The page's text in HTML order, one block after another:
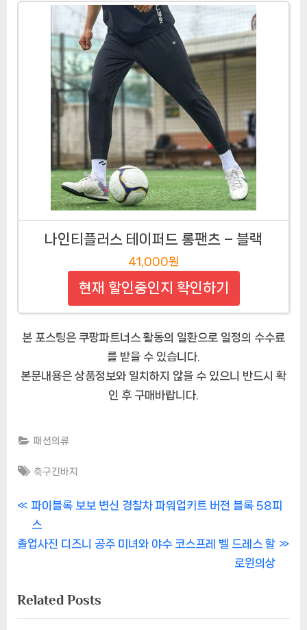
나인티플러스 테이퍼드 롱팬츠 – 블랙
41,000원
현재 할인중인지 확인하기
본 포스팅은 쿠팡파트너스 활동의 일환으로 일정의 수수료
를 받을 수 있습니다.
본문내용은 상품정보와 일치하지 않을 수 있으니 반드시 확
인 후 구매바랍니다.
패션의류
Tags:
축구긴바지
글
내
게
이
P
r
e
o
u
파이블록 보보 변신 경찰차 파워업키트 버전 블록 58피
스
N
t
P
졸업사진 디즈니 공주 미녀와 야수 코스프레 벨 드레스 할
로윈의상
Related Posts